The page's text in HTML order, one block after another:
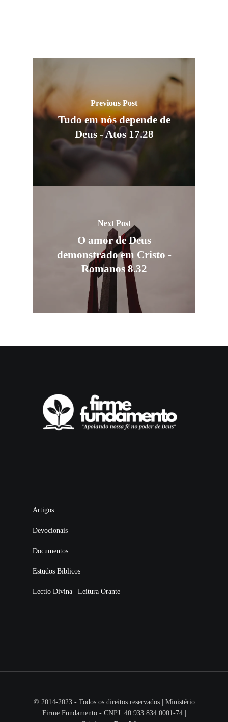
Previous Post
Tudo em nós depende de
Deus - Atos 17.28
Next Post
O amor de Deus
demonstrado em Cristo -
Romanos 8.32
Artigos
Devocionais
Documentos
Estudos Bíblicos
Lectio Divina | Leitura Orante
© 2014-2023 - Todos os direitos reservados | Ministério
Firme Fundamento - CNPJ: 40.933.834.0001-74 |